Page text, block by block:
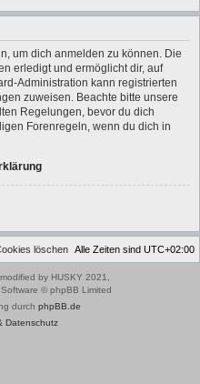
um dich anmelden zu können. Die
erledigt und ermöglicht dir, auf
Administration kann registrierten
zuweisen. Beachte bitte unsere
Regelungen, bevor du dich
Forenregeln, wenn du dich in
Alle Zeiten sind UTC+02:00
löschen
by HUSKY 2021,
© phpBB Limited
durch phpBB.de
Datenschutz